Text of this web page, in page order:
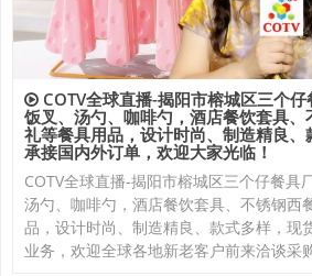
COTV全球直播-揭阳市榕城区三个
饭叉、汤勺、咖啡勺，酒店餐饮套具
礼等餐具用品，设计时尚、制造精良
承接国内外订单，欢迎大家光临！
COTV全球直播-揭阳市榕城区三个仔餐具
汤勺、咖啡勺，酒店餐饮套具、不锈钢西
品，设计时尚、制造精良、款式多样，现
业务，欢迎全球各地新老客户前来洽谈采